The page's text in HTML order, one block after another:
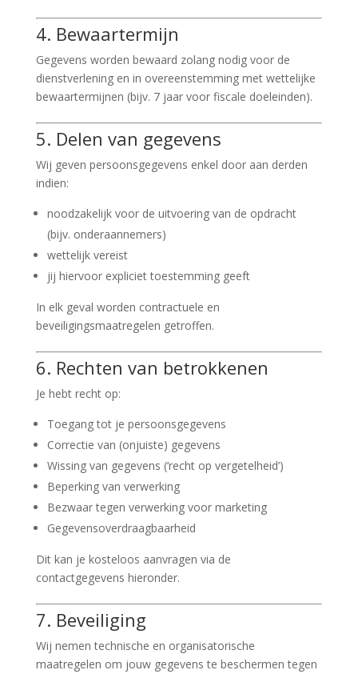
4. Bewaartermijn
Gegevens worden bewaard zolang nodig voor de
dienstverlening en in overeenstemming met wettelijke
bewaartermijnen (bijv. 7 jaar voor fiscale doeleinden).
5. Delen van gegevens
Wij geven persoonsgegevens enkel door aan derden
indien:
noodzakelijk voor de uitvoering van de opdracht
(bijv. onderaannemers)
wettelijk vereist
jij hiervoor expliciet toestemming geeft
In elk geval worden contractuele en
beveiligingsmaatregelen getroffen.
6. Rechten van betrokkenen
Je hebt recht op:
Toegang tot je persoonsgegevens
Correctie van (onjuiste) gegevens
Wissing van gegevens (‘recht op vergetelheid’)
Beperking van verwerking
Bezwaar tegen verwerking voor marketing
Gegevensoverdraagbaarheid
Dit kan je kosteloos aanvragen via de
contactgegevens hieronder.
7. Beveiliging
Wij nemen technische en organisatorische
maatregelen om jouw gegevens te beschermen tegen